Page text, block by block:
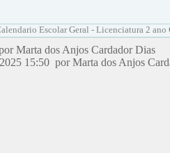
Escolar Geral - Licenciatura 2 ano
Marta dos Anjos Cardador Dias
15:50 por Marta dos Anjos